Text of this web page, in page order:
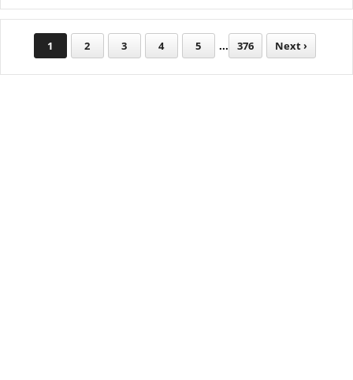
1 2 3 4 5 ... 376 Next ›